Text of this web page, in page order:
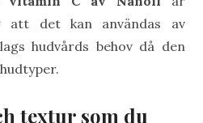
att det kan användas av
hudvårds behov då den
textur som du